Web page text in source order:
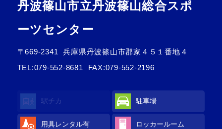
丹波篠山市立丹波篠山総合スポ
ーツセンター
〒669-2341
兵庫県丹波篠山市郡家４５１番地４
TEL:079-552-8681 FAX:079-552-2196
駅チカ 駐車場
用具レンタル有 ロッカールーム